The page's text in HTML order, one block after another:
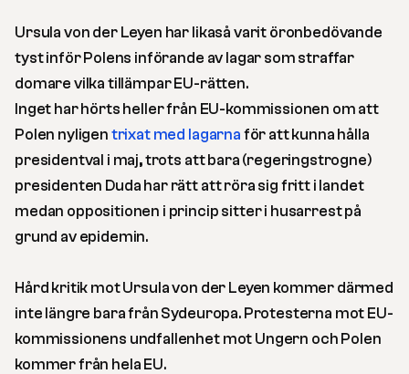
Ursula von der Leyen har likaså varit öronbedövande
tyst inför Polens införande av lagar som straffar
domare vilka tillämpar EU-rätten.
Inget har hörts heller från EU-kommissionen om att
Polen nyligen trixat med lagarna för att kunna hålla
presidentval i maj, trots att bara (regeringstrogne)
presidenten Duda har rätt att röra sig fritt i landet
medan oppositionen i princip sitter i husarrest på
grund av epidemin.
Hård kritik mot Ursula von der Leyen kommer därmed
inte längre bara från Sydeuropa. Protesterna mot EU-
kommissionens undfallenhet mot Ungern och Polen
kommer från hela EU.